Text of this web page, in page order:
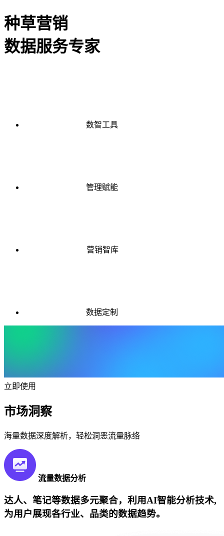
种草营销
数据服务专家
数智工具
管理赋能
营销智库
数据定制
立即使用
市场洞察
海量数据深度解析，轻松洞恶流量脉络
流量数据分析
达人、笔记等数据多元聚合，利用AI智能分析技术,
为用户展现各行业、品类的数据趋势。